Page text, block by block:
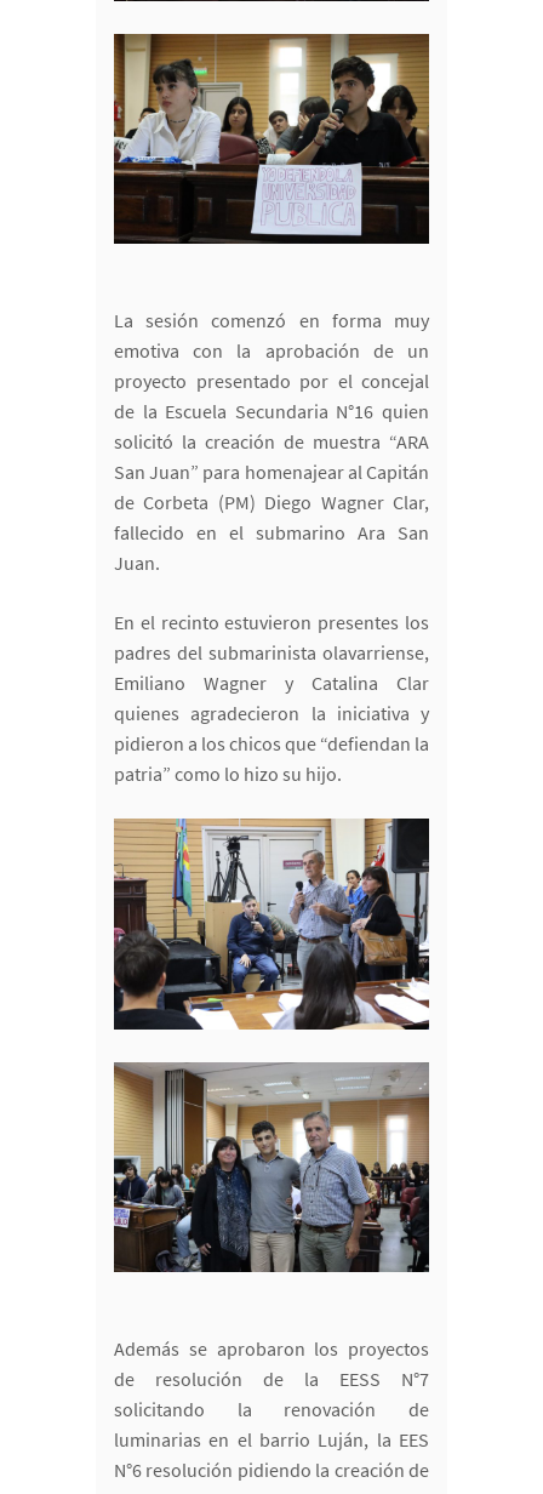
La sesión comenzó en forma muy
emotiva con la aprobación de un
proyecto presentado por el concejal
de la Escuela Secundaria N°16 quien
solicitó la creación de muestra “ARA
San Juan” para homenajear al Capitán
de Corbeta (PM) Diego Wagner Clar,
fallecido en el submarino Ara San
Juan.
En el recinto estuvieron presentes los
padres del submarinista olavarriense,
Emiliano Wagner y Catalina Clar
quienes agradecieron la iniciativa y
pidieron a los chicos que “defiendan la
patria” como lo hizo su hijo.
Además se aprobaron los proyectos
de resolución de la EESS N°7
solicitando la renovación de
luminarias en el barrio Luján, la EES
N°6 resolución pidiendo la creación de